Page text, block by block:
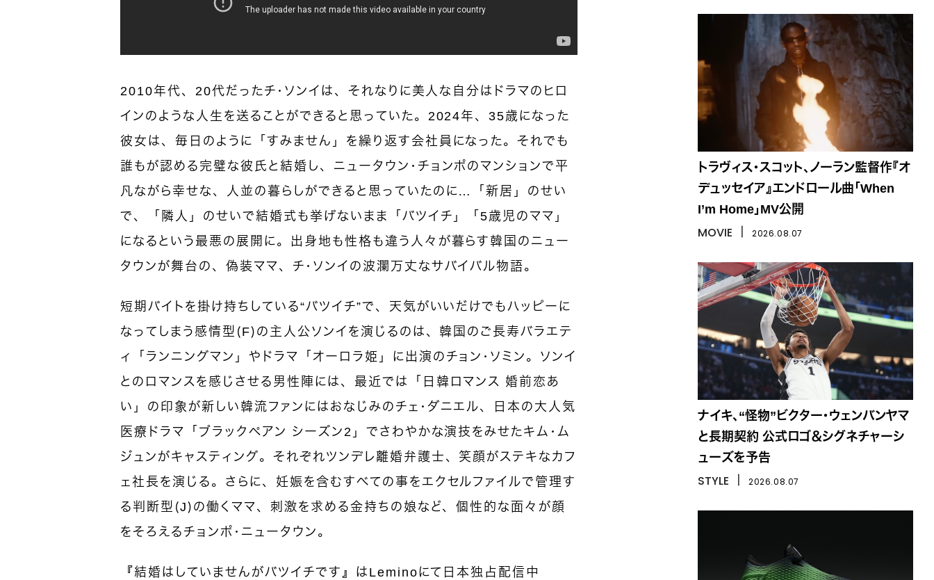
2010年代、20代だったチ・ソンイは、それなりに美人な自分はドラマのヒロ
インのような人生を送ることができると思っていた。2024年、35歳になった
彼女は、毎日のように「すみません」を繰り返す会社員になった。それでも
誰もが認める完璧な彼氏と結婚し、ニュータウン・チョンポのマンションで平
凡ながら幸せな、人並の暮らしができると思っていたのに…「新居」のせい
で、「隣人」のせいで結婚式も挙げないまま「バツイチ」「5歳児のママ」
になるという最悪の展開に。出身地も性格も違う人々が暮らす韓国のニュー
タウンが舞台の、偽装ママ、チ・ソンイの波瀾万丈なサバイバル物語。
短期バイトを掛け持ちしている“バツイチ”で、天気がいいだけでもハッピーに
なってしまう感情型（F）の主人公ソンイを演じるのは、韓国のご長寿バラエテ
ィ「ランニングマン」やドラマ「オーロラ姫」に出演のチョン・ソミン。ソンイ
とのロマンスを感じさせる男性陣には、最近では「日韓ロマンス 婚前恋あ
い」の印象が新しい韓流ファンにはおなじみのチェ・ダニエル、日本の大人気
医療ドラマ「ブラックペアン シーズン2」でさわやかな演技をみせたキム・ム
ジュンがキャスティング。それぞれツンデレ離婚弁護士、笑顔がステキなカフ
ェ社長を演じる。さらに、妊娠を含むすべての事をエクセルファイルで管理す
る判断型（J）の働くママ、刺激を求める金持ちの娘など、個性的な面々が顔
をそろえるチョンポ・ニュータウン。
『結婚はしていませんがバツイチです』はLeminoにて日本独占配信中
トラヴィス・スコット、ノーラン監督作『オ
デュッセイア』エンドロール曲「When
I’m Home」MV公開
MOVIE 2026.08.07
ナイキ、“怪物”ビクター・ウェンバンヤマ
と長期契約 公式ロゴ＆シグネチャーシ
ューズを予告
STYLE 2026.08.07